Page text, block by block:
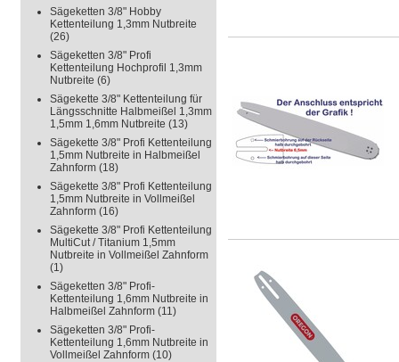
Sägeketten 3/8" Hobby
Kettenteilung 1,3mm Nutbreite
(26)
Sägeketten 3/8" Profi
Kettenteilung Hochprofil 1,3mm
Nutbreite (6)
Sägekette 3/8" Kettenteilung für
Längsschnitte Halbmeißel 1,3mm
1,5mm 1,6mm Nutbreite (13)
Sägekette 3/8" Profi Kettenteilung
1,5mm Nutbreite in Halbmeißel
Zahnform (18)
Sägekette 3/8" Profi Kettenteilung
1,5mm Nutbreite in Vollmeißel
Zahnform (16)
Sägekette 3/8" Profi Kettenteilung
MultiCut / Titanium 1,5mm
Nutbreite in Vollmeißel Zahnform
(1)
Sägeketten 3/8" Profi-
Kettenteilung 1,6mm Nutbreite in
Halbmeißel Zahnform (11)
Sägeketten 3/8" Profi-
Kettenteilung 1,6mm Nutbreite in
Vollmeißel Zahnform (10)